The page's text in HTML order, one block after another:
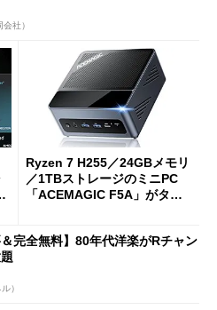
社）
Ryzen 7 H255／24GBメモリ
／1TBストレージのミニPC
「ACEMAGIC F5A」がタイ
＆完全無料】80年代洋楽がRチャン
）